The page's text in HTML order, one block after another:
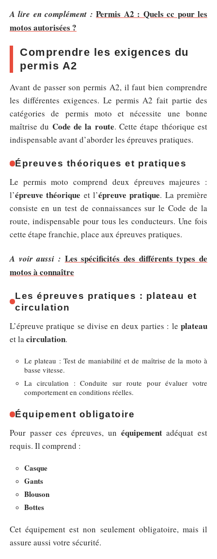
A lire en complément : Permis A2 : Quels cc pour les
motos autorisées ?
Comprendre les exigences du
permis A2
Avant de passer son permis A2, il faut bien comprendre
les différentes exigences. Le permis A2 fait partie des
catégories de permis moto et nécessite une bonne
maîtrise du Code de la route. Cette étape théorique est
indispensable avant d’aborder les épreuves pratiques.
Épreuves théoriques et pratiques
Le permis moto comprend deux épreuves majeures :
l’épreuve théorique et l’épreuve pratique. La première
consiste en un test de connaissances sur le Code de la
route, indispensable pour tous les conducteurs. Une fois
cette étape franchie, place aux épreuves pratiques.
A voir aussi : Les spécificités des différents types de
motos à connaître
Les épreuves pratiques : plateau et
circulation
L’épreuve pratique se divise en deux parties : le plateau
et la circulation.
Le plateau : Test de maniabilité et de maîtrise de la moto à
basse vitesse.
La circulation : Conduite sur route pour évaluer votre
comportement en conditions réelles.
Équipement obligatoire
Pour passer ces épreuves, un équipementadéquat est
requis. Il comprend :
Casque
Gants
Blouson
Bottes
Cet équipement est non seulement obligatoire, mais il
assure aussi votre sécurité.